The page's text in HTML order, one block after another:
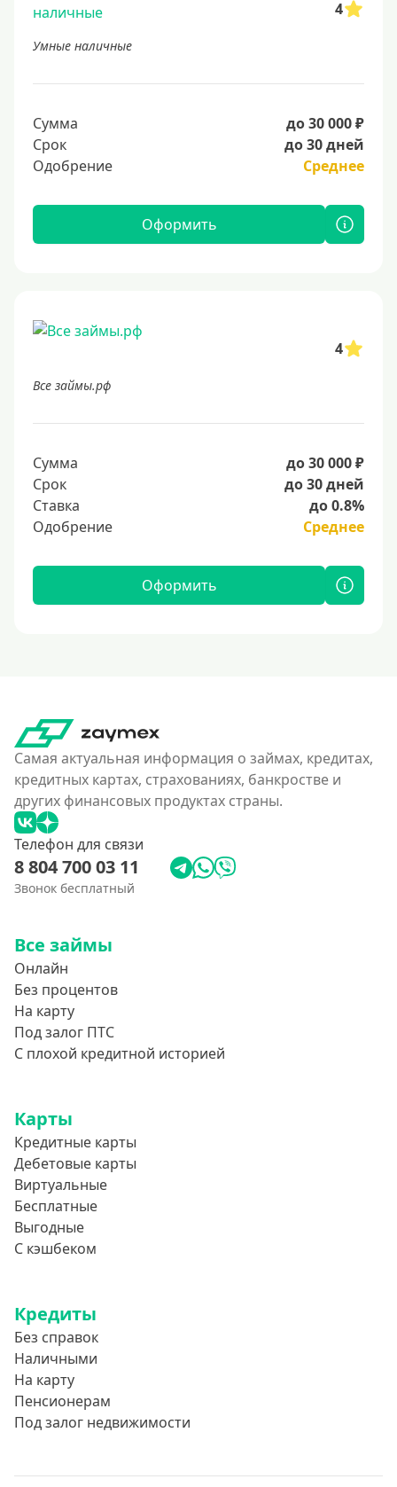
4
Умные наличные
Сумма
до 30 000 ₽
Срок
до 30 дней
Одобрение
Среднее
Оформить
4
Все займы.рф
Сумма
до 30 000 ₽
Срок
до 30 дней
Ставка
до 0.8%
Одобрение
Среднее
Оформить
Самая актуальная информация о займах, кредитах,
кредитных картах, страхованиях, банкростве и
других финансовых продуктах страны.
Телефон для связи
8 804 700 03 11
Звонок бесплатный
Все займы
Онлайн
Без процентов
На карту
Под залог ПТС
С плохой кредитной историей
Карты
Кредитные карты
Дебетовые карты
Виртуальные
Бесплатные
Выгодные
С кэшбеком
Кредиты
Без справок
Наличными
На карту
Пенсионерам
Под залог недвижимости